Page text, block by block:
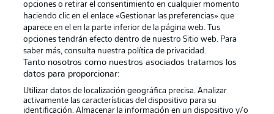
Jugadores Condiciones de uso
Sello Editorial Contacto
opciones o retirar el consentimiento en cualquier momento
haciendo clic en el enlace «Gestionar las preferencias» que
aparece en el en la parte inferior de la página web. Tus
opciones tendrán efecto dentro de nuestro Sitio web. Para
saber más, consulta nuestra política de privacidad.
Tanto nosotros como nuestros asociados tratamos los
datos para proporcionar:
Utilizar datos de localización geográfica precisa. Analizar
activamente las características del dispositivo para su
identificación. Almacenar la información en un dispositivo y/o